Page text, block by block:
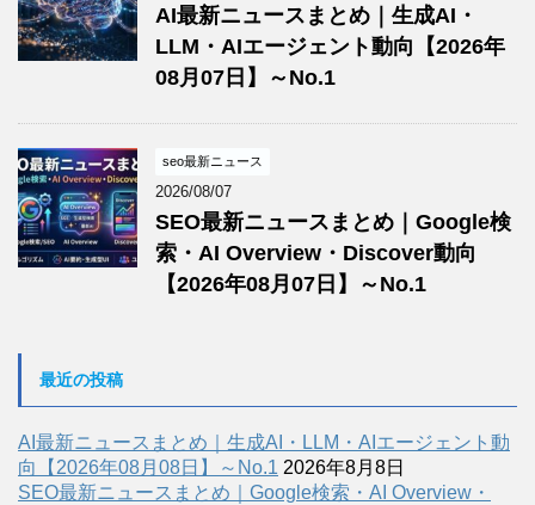
AI最新ニュースまとめ｜生成AI・
LLM・AIエージェント動向【2026年
08月07日】～No.1
seo最新ニュース
2026/08/07
SEO最新ニュースまとめ｜Google検
索・AI Overview・Discover動向
【2026年08月07日】～No.1
最近の投稿
AI最新ニュースまとめ｜生成AI・LLM・AIエージェント動
向【2026年08月08日】～No.1 2026年8月8日
SEO最新ニュースまとめ｜Google検索・AI Overview・